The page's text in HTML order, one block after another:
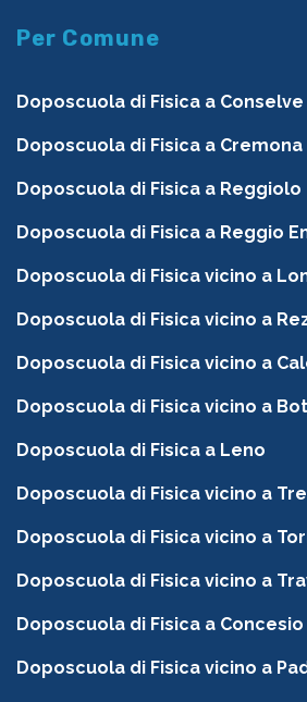
Per Comune
Doposcuola di Fisica a Conselve
Doposcuola di Fisica a Cremona
Doposcuola di Fisica a Reggiolo
Doposcuola di Fisica a Reggio
Doposcuola di Fisica vicino a
Doposcuola di Fisica vicino a
Doposcuola di Fisica vicino a
Doposcuola di Fisica vicino a
Doposcuola di Fisica a Leno
Doposcuola di Fisica vicino a
Doposcuola di Fisica vicino a
Doposcuola di Fisica vicino a
Doposcuola di Fisica a Concesio
Doposcuola di Fisica vicino a